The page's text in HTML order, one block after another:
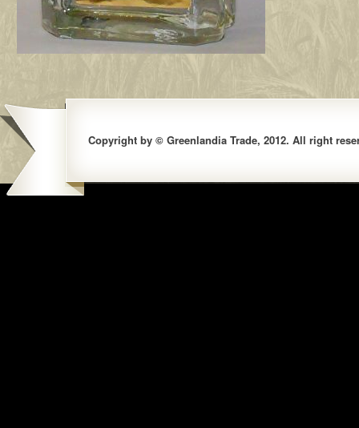
Copyright by © Greenlandia Trade, 2012. All right